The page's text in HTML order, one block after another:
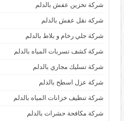
شركة تخزين عفش بالدلم
شركة نقل عفش بالدلم
شركة جلي رخام و بلاط بالدلم
شركة كشف تسربات المياه بالدلم
شركة تسليك مجاري بالدلم
شركة عزل اسطح بالدلم
شركة تنظيف خزانات المياه بالدلم
شركة مكافحة حشرات بالدلم